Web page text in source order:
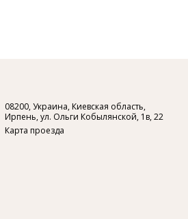
08200, Украина, Киевская область,
Ирпень, ул. Ольги Кобылянской, 1в, 22
Карта проезда